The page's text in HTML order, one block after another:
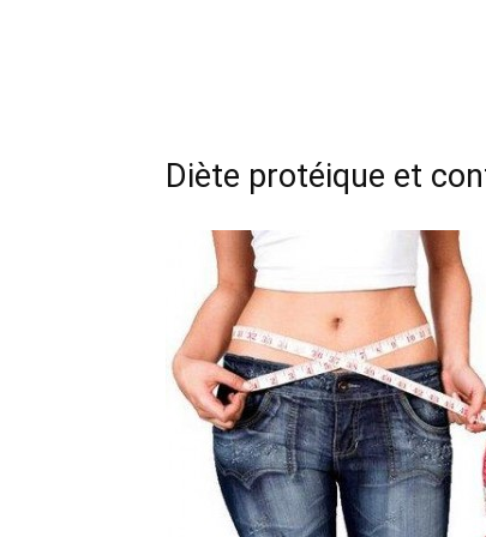
Diète protéique et